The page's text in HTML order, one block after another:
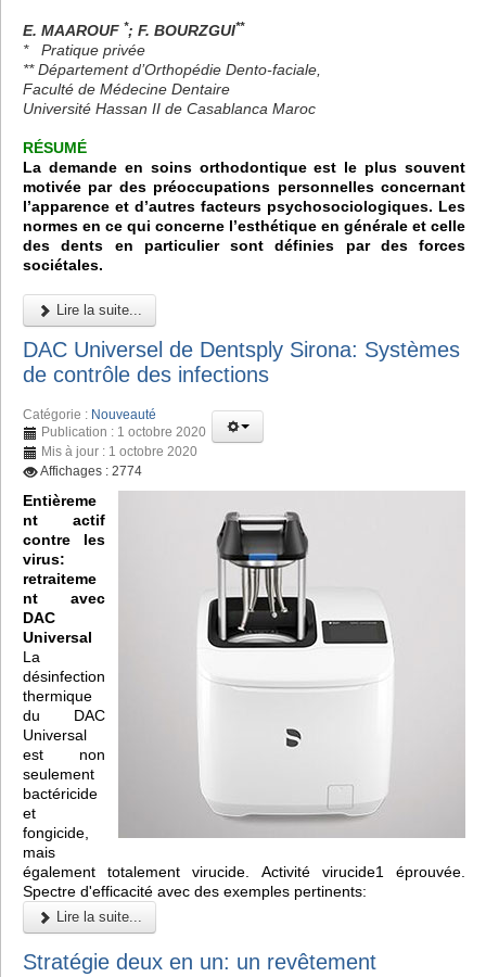
E. MAAROUF *; F. BOURZGUI**
* Pratique privée
** Département d’Orthopédie Dento-faciale,
Faculté de Médecine Dentaire
Université Hassan II de Casablanca Maroc
RÉSUMÉ
La demande en soins orthodontique est le plus souvent
motivée par des préoccupations personnelles concernant
l’apparence et d’autres facteurs psychosociologiques. Les
normes en ce qui concerne l’esthétique en générale et celle
des dents en particulier sont définies par des forces
sociétales.
Lire la suite...
DAC Universel de Dentsply Sirona: Systèmes
de contrôle des infections
Catégorie : Nouveauté
Publication : 1 octobre 2020
Mis à jour : 1 octobre 2020
Affichages : 2774
Entièreme
nt actif
contre les
virus:
retraiteme
nt avec
DAC
Universal
La
désinfection
thermique
du DAC
Universal
est non
seulement
bactéricide
et
fongicide,
mais
également totalement virucide. Activité virucide1 éprouvée.
Spectre d'efficacité avec des exemples pertinents:
Lire la suite...
Stratégie deux en un: un revêtement